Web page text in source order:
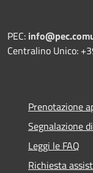
PEC:
Centralino Unico:
Prenotazione
Segnalazione
Leggi le FAQ
Richiesta